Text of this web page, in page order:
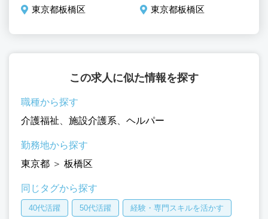
東京都板橋区
東京都板橋区
この求人に似た情報を探す
職種から探す
介護福祉、 施設介護系、 ヘルパー
勤務地から探す
東京都 ＞ 板橋区
同じタグから探す
40代活躍 50代活躍 経験・専門スキルを活かす